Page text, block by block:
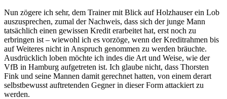
Nun zögere ich sehr, dem Trainer mit Blick auf Holzhauser ein Lob
auszusprechen, zumal der Nachweis, dass sich der junge Mann
tatsächlich einen gewissen Kredit erarbeitet hat, erst noch zu
erbringen ist – wiewohl ich es vorzöge, wenn der Kreditrahmen bis
auf Weiteres nicht in Anspruch genommen zu werden bräuchte.
Ausdrücklich loben möchte ich indes die Art und Weise, wie der
VfB in Hamburg aufgetreten ist. Ich glaube nicht, dass Thorsten
Fink und seine Mannen damit gerechnet hatten, von einem derart
selbstbewusst auftretenden Gegner in dieser Form attackiert zu
werden.